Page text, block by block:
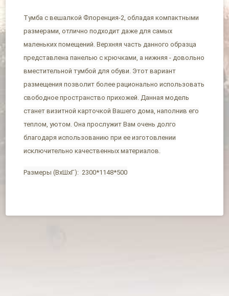
Тумба с вешалкой Флоренция-2, обладая компактными
размерами, отлично подходит даже для самых
маленьких помещений. Верхняя часть данного образца
представлена панелью с крючками, а нижняя - довольно
вместительной тумбой для обуви. Этот вариант
размещения позволит более рационально использовать
свободное пространство прихожей. Данная модель
станет визитной карточкой Вашего дома, наполнив его
теплом, уютом. Она прослужит Вам очень долго
благодаря использованию при ее изготовлении
исключительно качественных материалов.
Размеры (ВхШхГ): 2300*1148*500